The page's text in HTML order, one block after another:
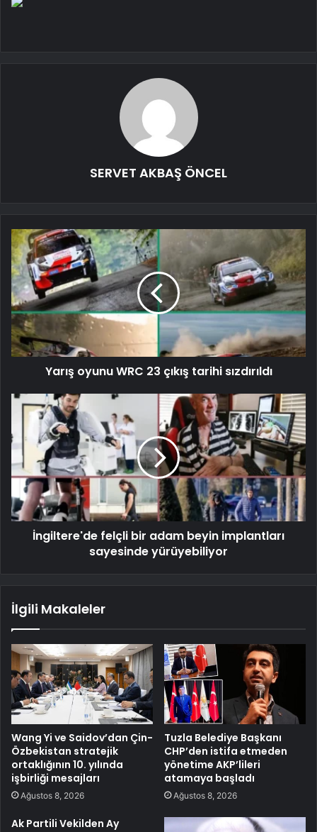
SERVET AKBAŞ ÖNCEL
Yarış oyunu WRC 23 çıkış tarihi sızdırıldı
İngiltere'de felçli bir adam beyin implantları
sayesinde yürüyebiliyor
İlgili Makaleler
Wang Yi ve Saidov’dan Çin-
Özbekistan stratejik
ortaklığının 10. yılında
işbirliği mesajları
Ağustos 8, 2026
Tuzla Belediye Başkanı
CHP’den istifa etmeden
yönetime AKP’lileri
atamaya başladı
Ağustos 8, 2026
Ak Partili Vekilden Ay